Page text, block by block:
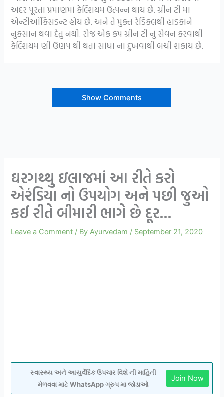
અંદર પૂરતા પ્રમાણમાં કેલ્શિયમ ઉત્પન્ન થાય છે. ગ્રીન ટી માં
એન્ટીઑકિસડન્ટ હોય છે. અને તે મુક્ત રેડિકલથી હાડકાંને
નુકસાન થવા દેતું નથી. રોજ એક કપ ગ્રીન ટી નું સેવન કરવાથી
કેલ્શિયમ ણી ઉણપ થી થતાં સાંધા ના દુખવાથી બચી શકાય છે.
Show Comments
ઘરગથ્થુ ઇલાજમાં આ રીતે કરો
એરંડિયા નો ઉપયોગ અને પછી જુઓ
કઈ રીતે બીમારી ભાગે છે દૂર…
Leave a Comment / ByAyurvedam / September 21, 2020
સ્વાસ્થ્ય અને આયુર્વેદિક ઉપચાર વિશે ની માહિતી
મેળવવા માટે WhatsApp ગ્રુપ મા જોડાઓ
Join Now